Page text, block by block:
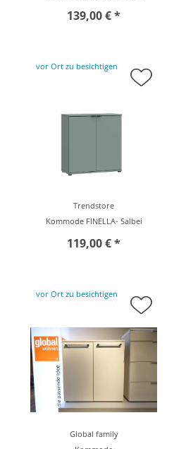
139,00 € *
vor Ort zu besichtigen
Trendstore
Kommode FINELLA- Salbei
119,00 € *
vor Ort zu besichtigen
Global family